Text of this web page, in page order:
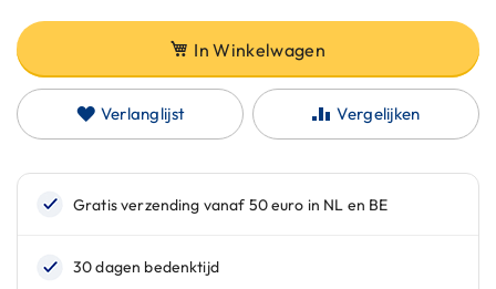
n
E
n
u
o
m
In Winkelwagen
Verlanglijst Vergelijken